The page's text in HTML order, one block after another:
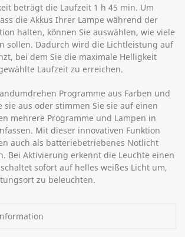
beträgt die Laufzeit 1 h 45 min. Um
die Akkus Ihrer Lampe während der
halten, können Sie auswählen, wie viele
sollen. Dadurch wird die Lichtleistung auf
bei dem Sie die maximale Helligkeit
Laufzeit zu erreichen.
Programme aus Farben und
sie aus oder stimmen Sie sie auf einen
mehrere Programme und Lampen in
Mit dieser innovativen Funktion
auch als batteriebetriebenes Notlicht
Bei Aktivierung erkennt die Leuchte einen
sofort auf helles weißes Licht um,
zu beleuchten.